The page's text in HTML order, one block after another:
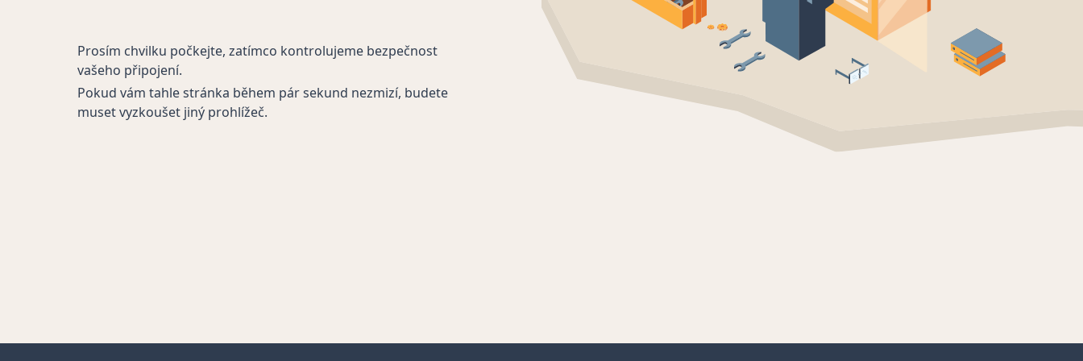
Prosím chvilku počkejte, zatímco kontrolujeme bezpečnost
vašeho připojení.
Pokud vám tahle stránka během pár sekund nezmizí, budete
muset vyzkoušet jiný prohlížeč.